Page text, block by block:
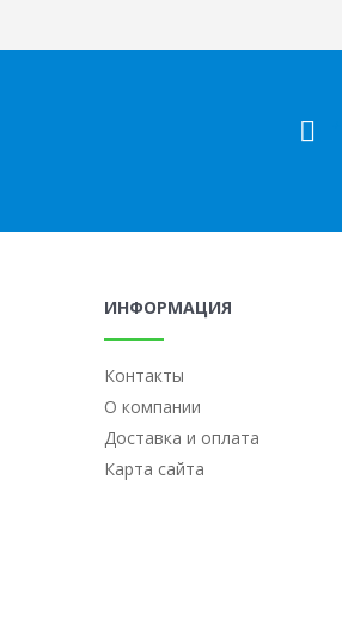
ИНФОРМАЦИЯ
Контакты
О компании
Доставка и оплата
Карта сайта